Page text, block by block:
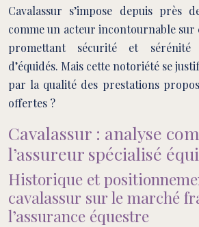
Cavalassur s’impose depuis près
comme un acteur incontournable sur
promettant sécurité et sérénité
d’équidés. Mais cette notoriété se
par la qualité des prestations
offertes ?
Cavalassur : analyse
l’assureur spécialisé
Historique et
cavalassur sur le marché
l’assurance équestre